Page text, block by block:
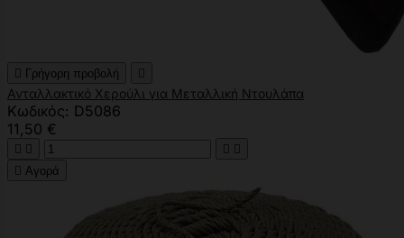
 Γρήγορη προβολή 
Ανταλλακτικό Χερούλι για Μεταλλική Ντουλάπα
Κωδικός: D5086
11,50 €
   
 Αγορά